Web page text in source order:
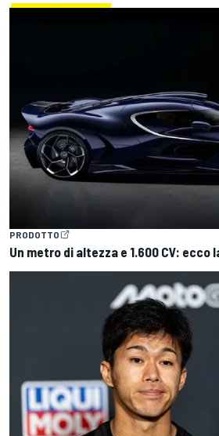
PRODOTTO
Un metro di altezza e 1.600 CV: